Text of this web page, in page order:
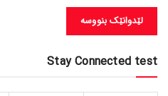
Stay Connected test